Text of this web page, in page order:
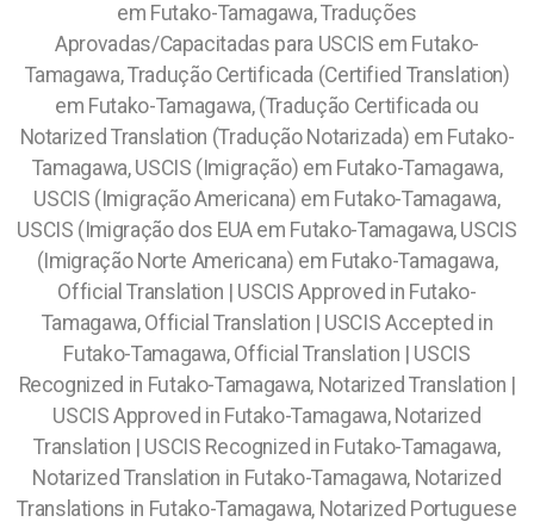
em Futako-Tamagawa, Traduções
Aprovadas/Capacitadas para USCIS em Futako-
Tamagawa, Tradução Certificada (Certified Translation)
em Futako-Tamagawa, (Tradução Certificada ou
Notarized Translation (Tradução Notarizada) em Futako-
Tamagawa, USCIS (Imigração) em Futako-Tamagawa,
USCIS (Imigração Americana) em Futako-Tamagawa,
USCIS (Imigração dos EUA em Futako-Tamagawa, USCIS
(Imigração Norte Americana) em Futako-Tamagawa,
Official Translation | USCIS Approved in Futako-
Tamagawa, Official Translation | USCIS Accepted in
Futako-Tamagawa, Official Translation | USCIS
Recognized in Futako-Tamagawa, Notarized Translation |
USCIS Approved in Futako-Tamagawa, Notarized
Translation | USCIS Recognized in Futako-Tamagawa,
Notarized Translation in Futako-Tamagawa, Notarized
Translations in Futako-Tamagawa, Notarized Portuguese